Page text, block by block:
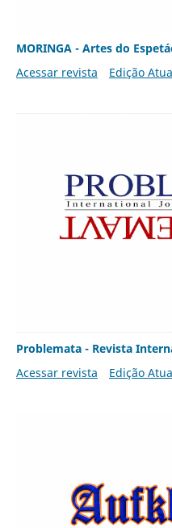
MORINGA - Artes do
Acessar revista
Edição
Problemata - Revista
Acessar revista
Edição